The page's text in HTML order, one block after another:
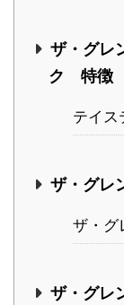
ザ・グレ
ク 特徴
テイス
ザ・グレ
ザ・
ザ・グレ